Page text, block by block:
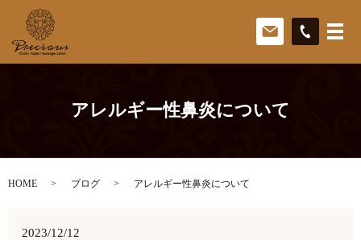
アレルギー性鼻炎について
HOME ブログ アレルギー性鼻炎について
2023/12/12